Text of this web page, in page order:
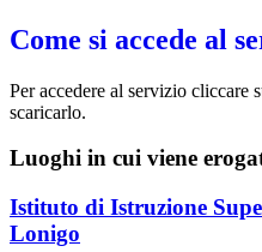
Come si accede al
Per accedere al servizio cliccare
scaricarlo.
Luoghi in cui viene
Istituto di Istruzione
Lonigo